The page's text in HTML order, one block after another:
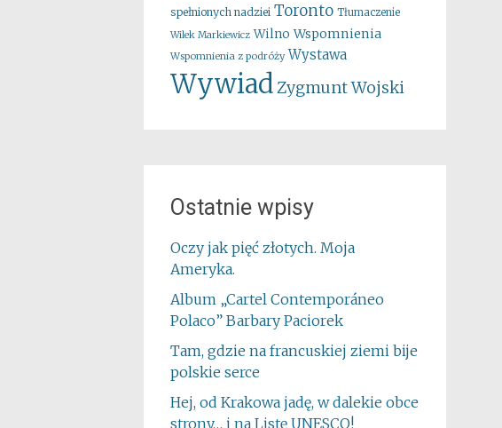
spełnionych nadziei Toronto Tłumaczenie
Wilek Markiewicz Wilno Wspomnienia
Wspomnienia z podróży Wystawa
WywiadZygmunt Wojski
Ostatnie wpisy
Oczy jak pięć złotych. Moja
Ameryka.
Album „Cartel Contemporáneo
Polaco” Barbary Paciorek
Tam, gdzie na francuskiej ziemi bije
polskie serce
Hej, od Krakowa jadę, w dalekie obce
strony… i na Listę UNESCO!